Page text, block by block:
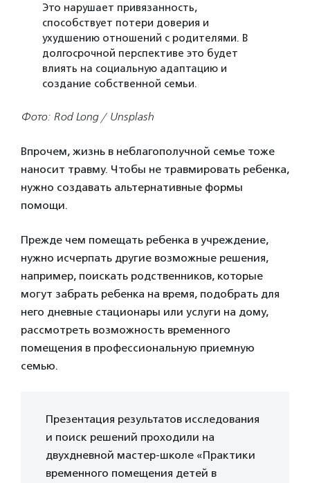
Это нарушает привязанность,
способствует потери доверия и
ухудшению отношений с родителями. В
долгосрочной перспективе это будет
влиять на социальную адаптацию и
создание собственной семьи.
Фото: Rod Long / Unsplash
Впрочем, жизнь в неблагополучной семье тоже
наносит травму. Чтобы не травмировать ребенка,
нужно создавать альтернативные формы
помощи.
Прежде чем помещать ребенка в учреждение,
нужно исчерпать другие возможные решения,
например, поискать родственников, которые
могут забрать ребенка на время, подобрать для
него дневные стационары или услуги на дому,
рассмотреть возможность временного
помещения в профессиональную приемную
семью.
Презентация результатов исследования
и поиск решений проходили на
двухдневной мастер-школе «Практики
временного помещения детей в